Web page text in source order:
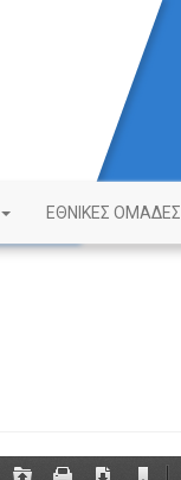
ΕΘΝΙΚΕΣ ΟΜΑΔΕΣ